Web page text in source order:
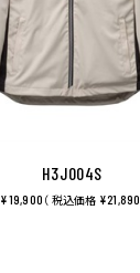
H3J004S
¥19,900 （ 税込価格 ¥21,890